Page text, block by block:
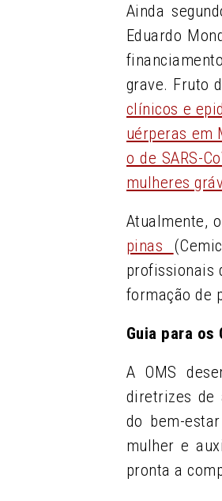
Ainda
Eduardo
grave. Fruto
clínicos e
uérperas em
o de SARS-
mulheres
Atualmente,
pinas (
profissionais
formação de
Guia para os
A OMS
diretrizes de
do bem-
mulher e
pronta a